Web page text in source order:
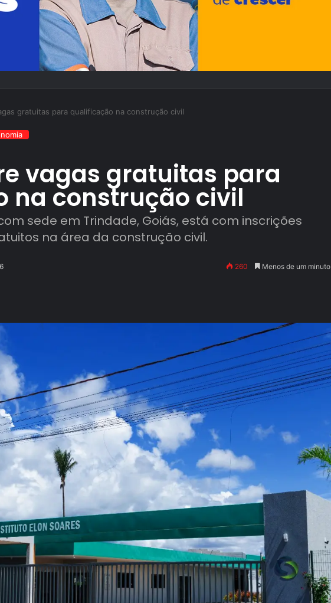
gratuitas para qualificação na construção civil
vagas gratuitas para
na construção civil
sede em Trindade, Goiás, está com inscrições
na área da construção civil.
260 Menos de um minuto